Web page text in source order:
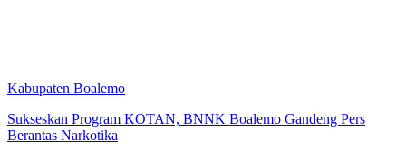
Kabupaten Boalemo
Sukseskan Program KOTAN, BNNK Boalemo Gandeng Pers
Berantas Narkotika